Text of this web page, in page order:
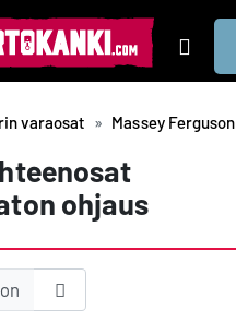
varaosat Massey Ferguson
ohjaus